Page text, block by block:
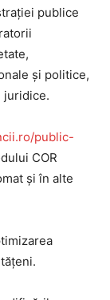
publice
şi politice,
juridice.
public-
COR
și în alte